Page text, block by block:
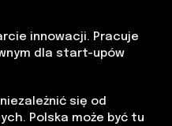
innowacji. Pracuje
dla start-upów
się od
Polska może być tu